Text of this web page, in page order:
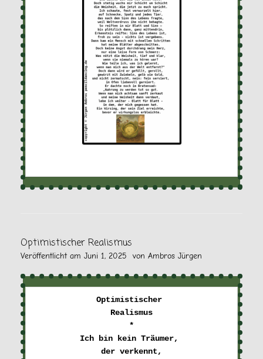
Optimistischer Realismus
Veröffentlicht am Juni 1, 2025 von Ambros Jürgen
Optimistischer
Realismus
*
Ich bin kein Träumer,
der verkennt,